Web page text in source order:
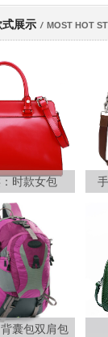
展示 / MOST HOT
时款女包
囊包双肩包